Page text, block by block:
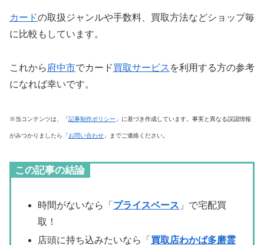
カードの取扱ジャンルや手数料、買取方法などショップ毎
に比較もしています。
これから 府中市でカード買取サービス を利用する方の参考
になれば幸いです。
※当コンテンツは、「記事制作ポリシー 」に基づき作成しています。事実と異なる誤認情報
がみつかりましたら「お問い合わせ 」までご連絡ください。
この記事の結論
時間がないなら「 プライスベース 」で宅配買
取！
店頭に持ち込みたいなら「 買取店わかば多磨霊